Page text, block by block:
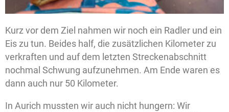
Kurz vor dem Ziel nahmen wir noch ein Radler und ein
Eis zu tun. Beides half, die zusätzlichen Kilometer zu
verkraften und auf dem letzten Streckenabschnitt
nochmal Schwung aufzunehmen. Am Ende waren es
dann auch nur 50 Kilometer.
In Aurich mussten wir auch nicht hungern: Wir